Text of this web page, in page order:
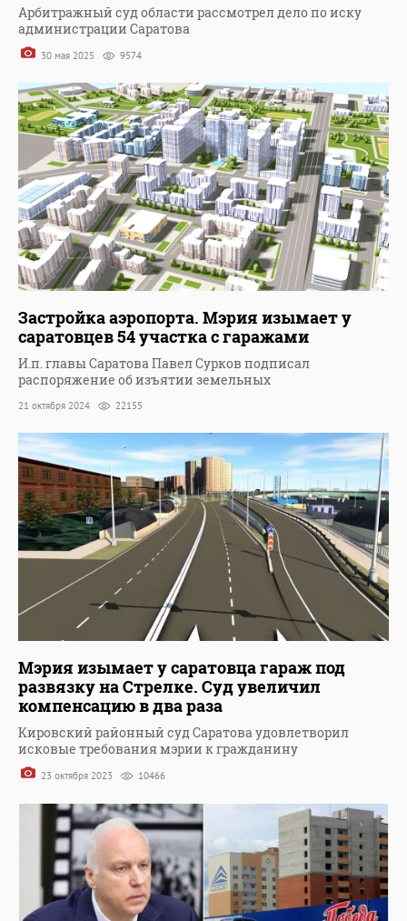
Арбитражный суд области рассмотрел дело по иску
администрации Саратова
30 мая 2025 9574
Застройка аэропорта. Мэрия изымает у
саратовцев 54 участка с гаражами
И.п. главы Саратова Павел Сурков подписал
распоряжение об изъятии земельных
21 октября 2024 22155
Мэрия изымает у саратовца гараж под
развязку на Стрелке. Суд увеличил
компенсацию в два раза
Кировский районный суд Саратова удовлетворил
исковые требования мэрии к гражданину
23 октября 2023 10466